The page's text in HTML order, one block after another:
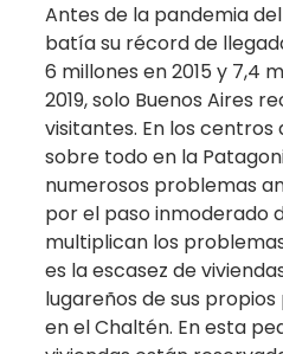
Antes de la pandemia
batía su récord de
6 millones en 2015 y 7,4
2019, solo Buenos Aires
visitantes. En los centros
sobre todo en la
numerosos problemas
por el paso inmoderado
multiplican los
es la escasez de
lugareños de sus
en el Chaltén. En esta